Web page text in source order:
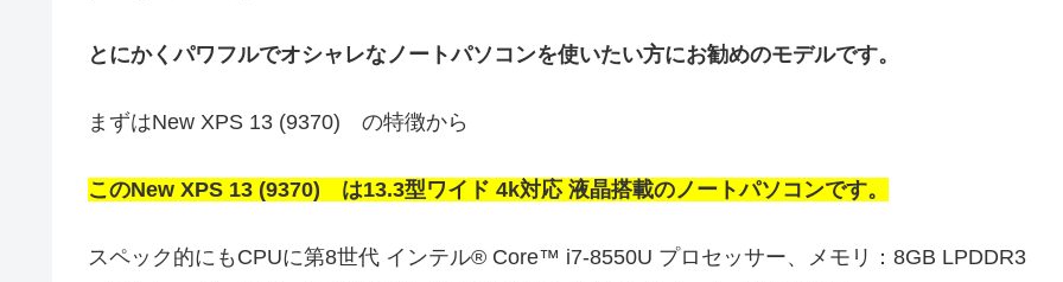
とにかくパワフルでオシャレなノートパソコンを使いたい方にお勧めのモデルです。
まずはNew XPS 13 (9370) の特徴から
このNew XPS 13 (9370) は13.3型ワイド 4k対応 液晶搭載のノートパソコンです。
スペック的にもCPUに第8世代 インテル® Core™ i7-8550U プロセッサー、メモリ：8GB LPDDR3